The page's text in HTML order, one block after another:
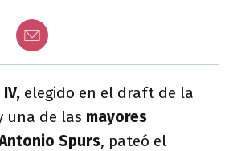
elegido en el draft de la
una de las mayores
Spurs, pateó el